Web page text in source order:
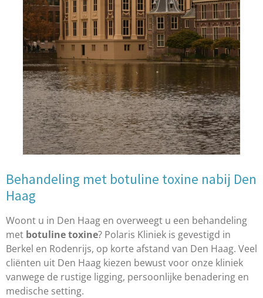
Behandeling met botuline toxine nabij Den
Haag
Woont u in Den Haag en overweegt u een behandeling
met botuline toxine? Polaris Kliniek is gevestigd in
Berkel en Rodenrijs, op korte afstand van Den Haag. Veel
cliënten uit Den Haag kiezen bewust voor onze kliniek
vanwege de rustige ligging, persoonlijke benadering en
medische setting.